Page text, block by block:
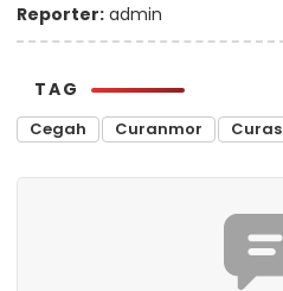
Reporter: admin
TAG
Cegah Curanmor Curas